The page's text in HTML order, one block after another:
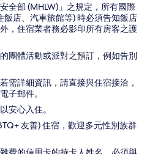
全部 (MHLW)」之規定，所有國際
飯店、汽車旅館等) 時必須告知飯店
，住宿業者務必影印所有房客之護
團體活動或派對之預訂，例如告別
需詳細資訊，請直接與住宿接洽，
子郵件。
安心入住。
友善) 住宿，歡迎多元性別族群